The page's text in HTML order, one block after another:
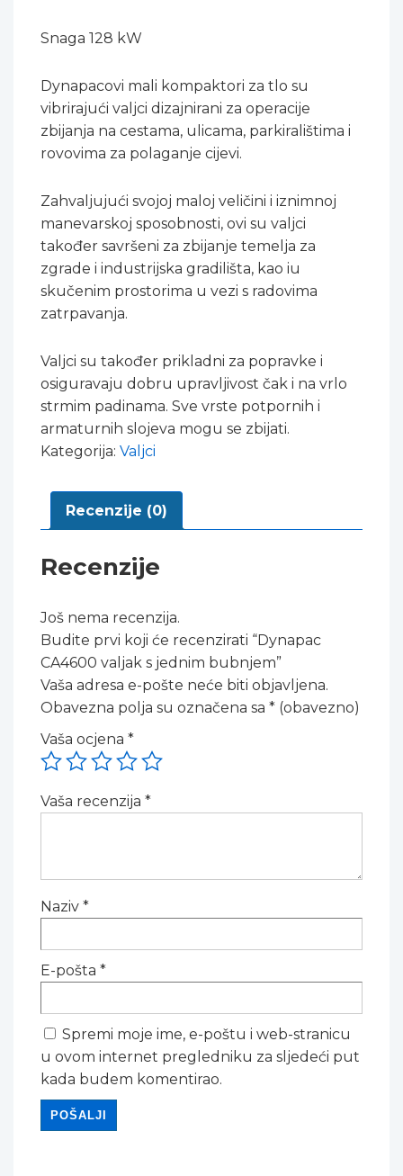
Snaga 128 kW
Dynapacovi mali kompaktori za tlo su
vibrirajući valjci dizajnirani za operacije
zbijanja na cestama, ulicama, parkiralištima i
rovovima za polaganje cijevi.
Zahvaljujući svojoj maloj veličini i iznimnoj
manevarskoj sposobnosti, ovi su valjci
također savršeni za zbijanje temelja za
zgrade i industrijska gradilišta, kao iu
skučenim prostorima u vezi s radovima
zatrpavanja.
Valjci su također prikladni za popravke i
osiguravaju dobru upravljivost čak i na vrlo
strmim padinama. Sve vrste potpornih i
armaturnih slojeva mogu se zbijati.
Kategorija: Valjci
Recenzije (0)
Recenzije
Još nema recenzija.
Budite prvi koji će recenzirati “Dynapac
CA4600 valjak s jednim bubnjem”
Vaša adresa e-pošte neće biti objavljena.
Obavezna polja su označena sa * (obavezno)
Vaša ocjena *
Vaša recenzija *
Naziv *
E-pošta *
Spremi moje ime, e-poštu i web-stranicu
u ovom internet pregledniku za sljedeći put
kada budem komentirao.